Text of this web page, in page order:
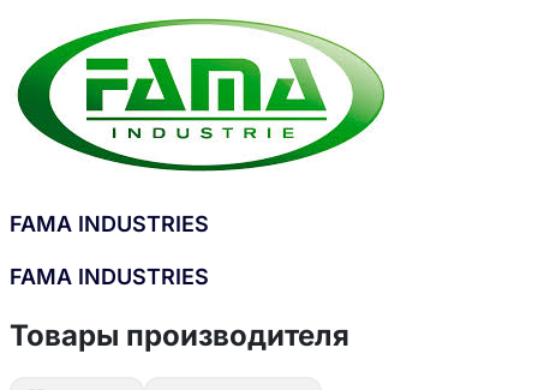
FAMA INDUSTRIES
FAMA INDUSTRIES
Товары производителя